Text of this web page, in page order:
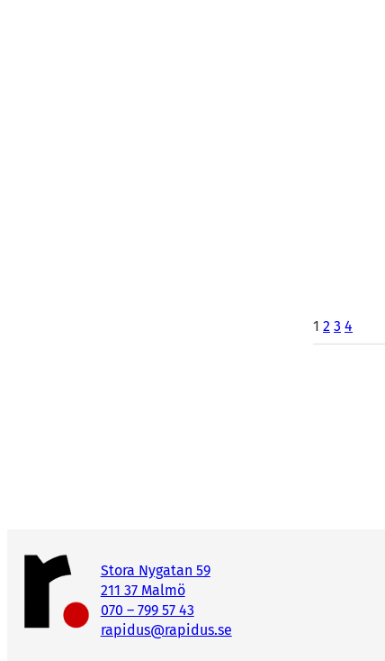
1 2 3 4
Stora Nygatan 59
211 37 Malmö
070 – 799 57 43
rapidus@rapidus.se